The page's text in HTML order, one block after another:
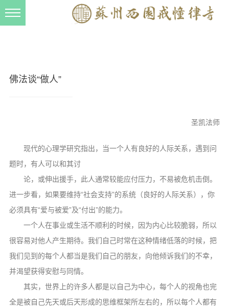
戒幢春秋
档案管理
法音宣流
助印功德
弘法活动
佛法谈“做人”
圣凯法师
现代的心理学研究指出，当一个人有良好的人际关系，遇到问
题时，有人可以和其讨
论，或伸出援手，此人通常较能应付压力，不易被危机击倒。
进一步看，如果要维持“社会支持”的系统（良好的人际关系），你
必须具有“爱与被爱”及“付出”的能力。
一个人在事业或生活不顺利的时候，因为内心比较脆弱，所以
很容易对他人产生期待。我们自己时常在这种情绪低落的时候，把
我们见到的每个人都当是我们自己的朋友，向他倾诉我们的不幸，
并渴望获得安慰与同情。
其实，世界上的许多人都是以自己为中心，每个人的视角也完
全是被自己先天或后天形成的思维框架所左右的，所以每个人都有